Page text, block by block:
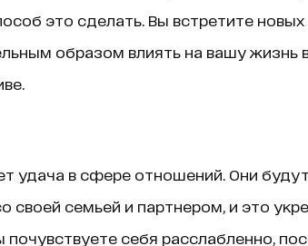
это сделать. Вы встретите
образом влиять на вашу жизнь
удача в сфере отношений. Они
своей семьей и партнером, и это
почувствуете себя расслабленно,